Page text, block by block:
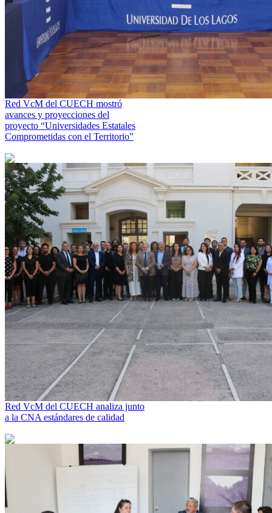
Red VcM del CUECH mostró
avances y proyecciones del
proyecto “Universidades Estatales
Comprometidas con el Territorio”
Red VcM del CUECH analiza junto
a la CNA estándares de calidad